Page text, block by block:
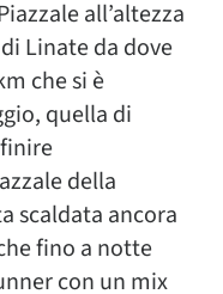
all’altezza
Linate da dove
che si è
quella di
della
scaldata ancora
fino a notte
con un mix